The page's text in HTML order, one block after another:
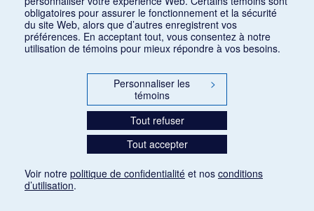
obligatoires pour assurer le fonctionnement et la sécurité
du site Web, alors que d’autres enregistrent vos
préférences. En acceptant tout, vous consentez à notre
utilisation de témoins pour mieux répondre à vos besoins.
Personnaliser les
témoins
>
Tout refuser
Tout accepter
Voir notre politique de confidentialité et nos conditions
d’utilisation.